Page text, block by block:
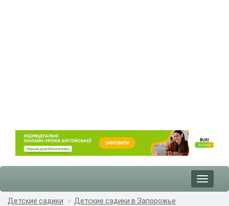
Toggle
Детские садики
Детские садики в Запорожье